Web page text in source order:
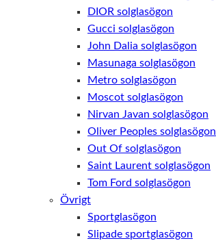
DIOR solglasögon
Gucci solglasögon
John Dalia solglasögon
Masunaga solglasögon
Metro solglasögon
Moscot solglasögon
Nirvan Javan solglasögon
Oliver Peoples solglasögon
Out Of solglasögon
Saint Laurent solglasögon
Tom Ford solglasögon
Övrigt
Sportglasögon
Slipade sportglasögon
Marknadsföring
Genom att dela